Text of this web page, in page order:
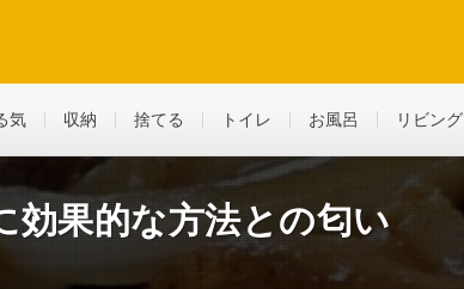
気 収納 捨てる トイレ お風呂 リビング
効果的な方法との匂い